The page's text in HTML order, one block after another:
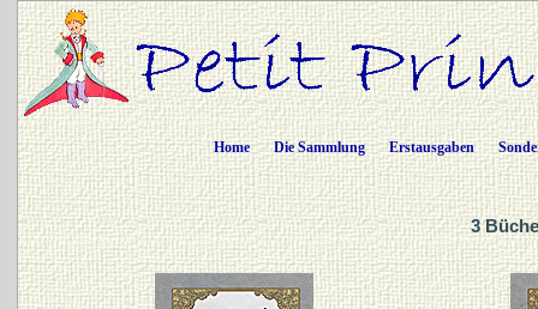
Home Die Sammlung Erstausgaben
3